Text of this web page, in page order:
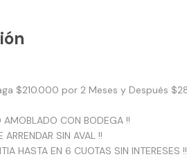
$210.000 por 2 Meses y Después
AMOBLADO CON BODEGA !!
SIN AVAL !!
HASTA EN 6 CUOTAS SIN INTERESES !!